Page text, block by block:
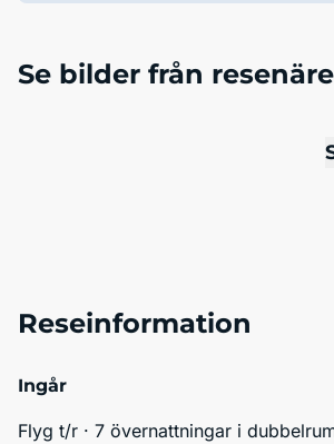
Se bilder från
Reseinformation
Ingår
Flyg t/r · 7 övernattningar i